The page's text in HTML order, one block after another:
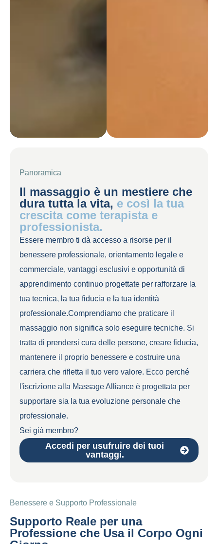
Panoramica
Il massaggio è un mestiere che
dura tutta la vita, e così la tua
crescita come terapista e
professionista.
Essere membro ti dà accesso a risorse per il
benessere professionale, orientamento legale e
commerciale, vantaggi esclusivi e opportunità di
apprendimento continuo progettate per rafforzare la
tua tecnica, la tua fiducia e la tua identità
professionale.Comprendiamo che praticare il
massaggio non significa solo eseguire tecniche. Si
tratta di prendersi cura delle persone, creare fiducia,
mantenere il proprio benessere e costruire una
carriera che rifletta il tuo vero valore. Ecco perché
l'iscrizione alla Massage Alliance è progettata per
supportare sia la tua evoluzione personale che
professionale.
Sei già membro?
Accedi per usufruire dei tuoi
vantaggi.
Benessere e Supporto Professionale
Supporto Reale per una
Professione che Usa il Corpo Ogni